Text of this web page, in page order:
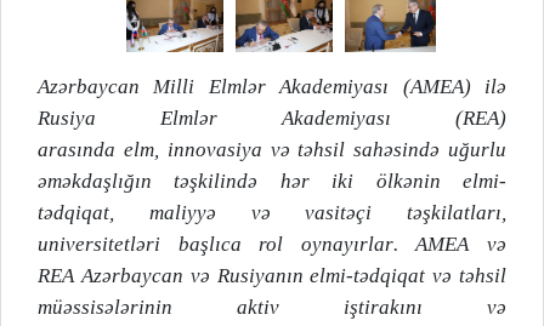
Azərbaycan Milli Elmlər Akademiyası (AMEA) ilə
Rusiya Elmlər Akademiyası (REA)
arasında elm, innovasiya və təhsil sahəsində uğurlu
əməkdaşlığın təşkilində hər iki ölkənin elmi-
tədqiqat, maliyyə və vasitəçi təşkilatları,
universitetləri başlıca rol oynayırlar.AMEA və
REAAzərbaycan və Rusiyanın elmi-tədqiqat və təhsil
müəssisələrinin aktiv iştirakını və